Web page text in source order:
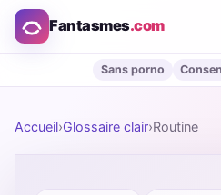
Fantasmes.com
Sans porno
Accueil›Glossaire clair›Routine